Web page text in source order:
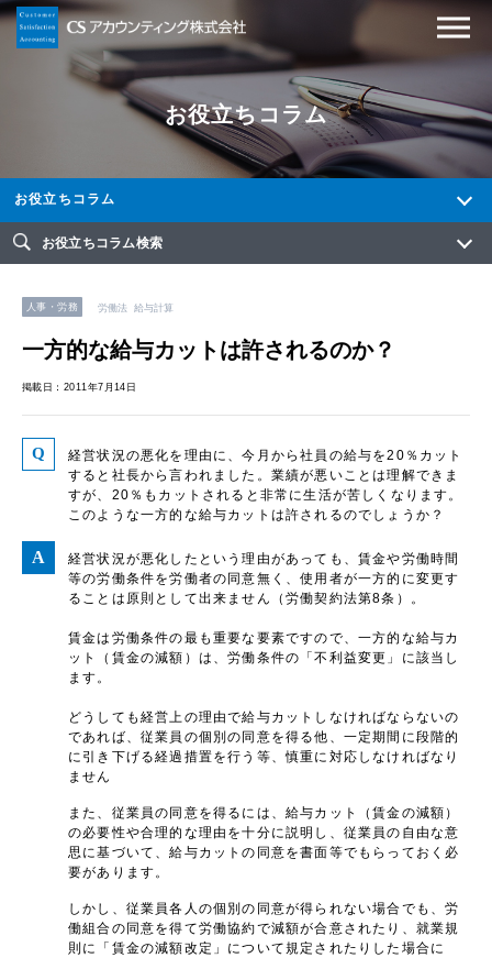
お役立ちコラム
お役立ちコラム
お役立ちコラム検索
人事・労務 労働法 給与計算
一方的な給与カットは許されるのか？
掲載日：2011年7月14日
経営状況の悪化を理由に、今月から社員の給与を20％カット
すると社長から言われました。業績が悪いことは理解できま
すが、20％もカットされると非常に生活が苦しくなります。
このような一方的な給与カットは許されるのでしょうか？
経営状況が悪化したという理由があっても、賃金や労働時間
等の労働条件を労働者の同意無く、使用者が一方的に変更す
ることは原則として出来ません（労働契約法第8条）。
賃金は労働条件の最も重要な要素ですので、一方的な給与カ
ット（賃金の減額）は、労働条件の「不利益変更」に該当し
ます。
どうしても経営上の理由で給与カットしなければならないの
であれば、従業員の個別の同意を得る他、一定期間に段階的
に引き下げる経過措置を行う等、慎重に対応しなければなり
ません
また、従業員の同意を得るには、給与カット（賃金の減額）
の必要性や合理的な理由を十分に説明し、従業員の自由な意
思に基づいて、給与カットの同意を書面等でもらっておく必
要があります。
しかし、従業員各人の個別の同意が得られない場合でも、労
働組合の同意を得て労働協約で減額が合意されたり、就業規
則に「賃金の減額改定」について規定されたりした場合に